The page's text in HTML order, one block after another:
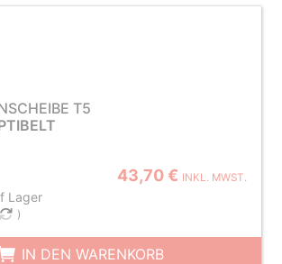
T5
43,70 € INKL. MWST.
Lager
)
IN DEN WARENKORB